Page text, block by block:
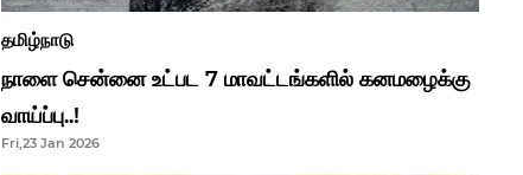
தமிழ்நாடு
நாளை சென்னை உட்பட 7 மாவட்டங்களில் கனமழைக்கு
வாய்ப்பு..!
Fri,23 Jan 2026